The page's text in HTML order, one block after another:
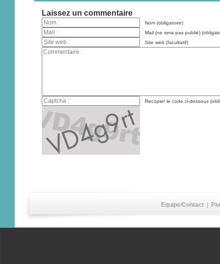
Laissez un commentaire
Nom (obligatoire)
Mail (ne sera pas publié)
Site web (facultatif)
Recopier le code ci-dessous
Equipe/Contact